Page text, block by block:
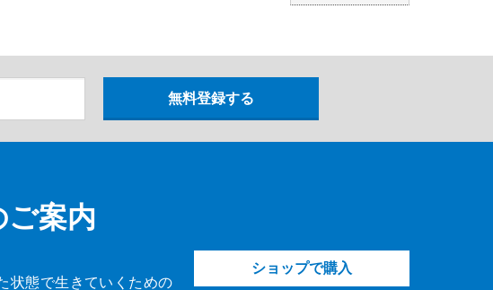
ご案内
状態で生きていくための
ショップで購入